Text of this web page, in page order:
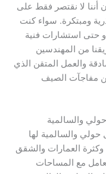
أننا لا نقتصر فقط على
ومبتكرة. سواء كنت
حتى استشارات فنية
من المهندسين
والعمل المتقن الذي
مفاجآت الصيف
والسالمية
حولي والسالمية لها
وكثرة العمارات والشقق
مع المساحات